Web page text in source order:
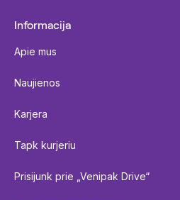
Informacija
Apie mus
Naujienos
Karjera
Tapk kurjeriu
Prisijunk prie „Venipak Drive“